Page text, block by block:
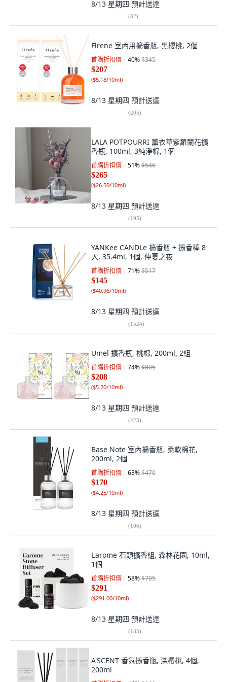
8/13 星期四 預計送達
(82)
Flrene 室內用擴香瓶, 黑櫻桃, 2個
首購折扣價 40%$345
$207
($5.18/10ml)
8/13 星期四 預計送達
(205)
LALA POTPOURRI 薰衣草紫羅蘭花擴
香瓶, 100ml, 3純淨棉, 1個
首購折扣價 51%$546
$265
($26.50/10ml)
8/13 星期四 預計送達
(195)
YANKee CANDLe 擴香瓶 + 擴香棒 8
入, 35.4ml, 1個, 仲夏之夜
首購折扣價 71%$517
$145
($40.96/10ml)
8/13 星期四 預計送達
(1524)
Umel 擴香瓶, 桃棉, 200ml, 2組
首購折扣價 74%$805
$208
($5.20/10ml)
8/13 星期四 預計送達
(423)
Base Note 室內擴香瓶, 柔軟棉花,
200ml, 2個
首購折扣價 63%$470
$170
($4.25/10ml)
8/13 星期四 預計送達
(106)
L'arome 石頭擴香組, 森林花園, 10ml,
1個
首購折扣價 58%$705
$291
($291.00/10ml)
8/13 星期四 預計送達
(183)
A'SCENT 香氛擴香瓶, 深櫻桃, 4個,
200ml